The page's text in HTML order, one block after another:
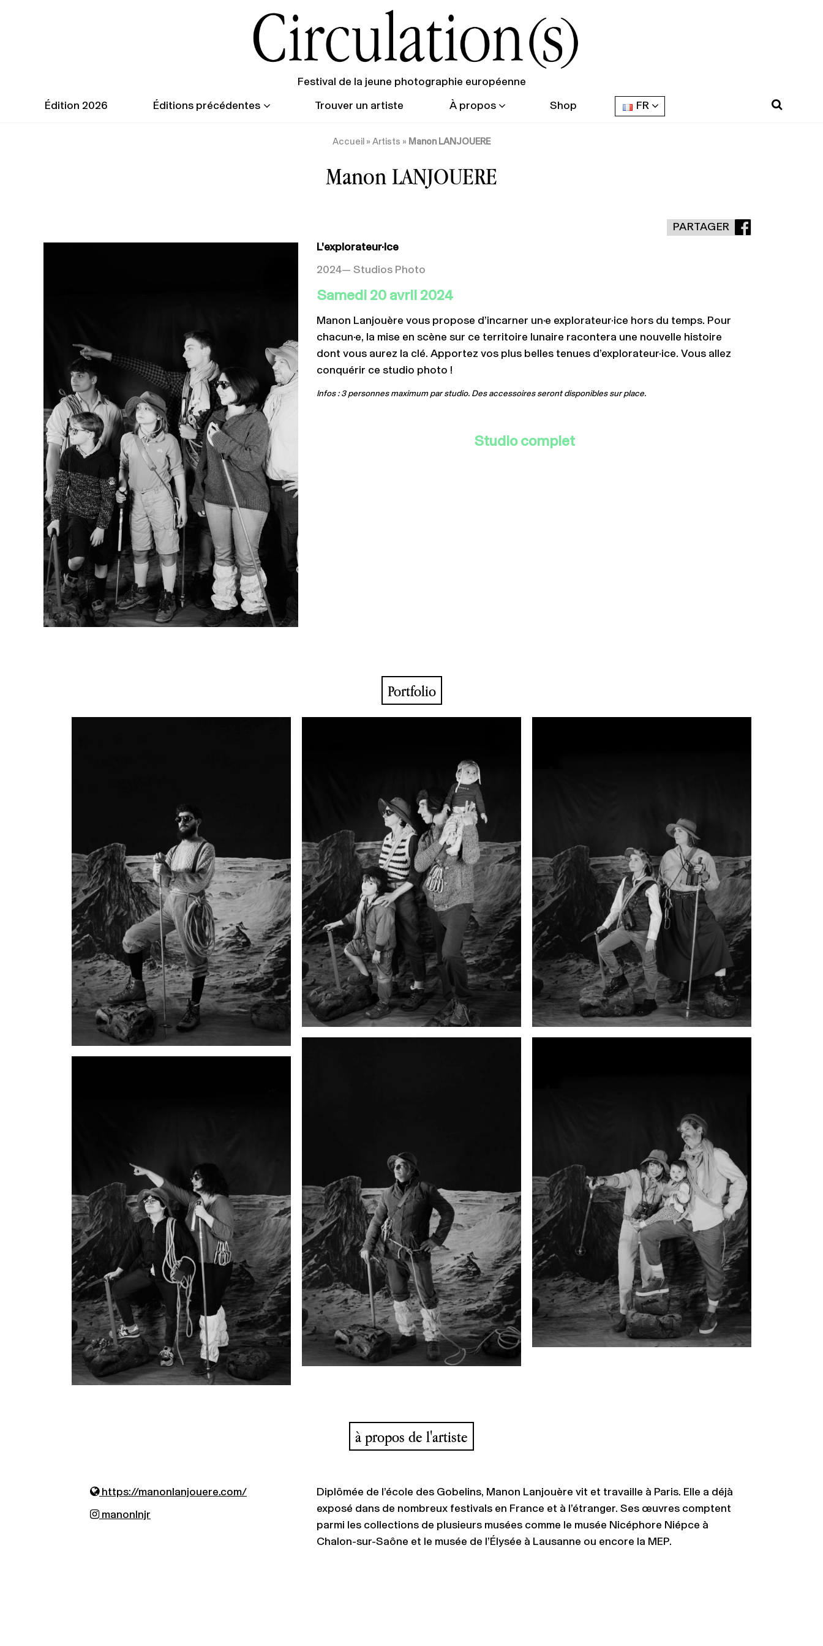
Festival de la jeune photographie européenne
Édition 2026 Éditions précédentes Trouver un artiste À propos Shop FR
Accueil » Artists » Manon LANJOUERE
Manon LANJOUERE
PARTAGER
L'explorateur·ice
2024— Studios Photo
Samedi 20 avril 2024
Manon Lanjouère vous propose d’incarner un·e explorateur·ice hors du temps. Pour
chacun·e, la mise en scène sur ce territoire lunaire racontera une nouvelle histoire
dont vous aurez la clé. Apportez vos plus belles tenues d’explorateur·ice. Vous allez
conquérir ce studio photo !
Infos : 3 personnes maximum par studio. Des accessoires seront disponibles sur place.
Studio complet
Portfolio
à propos de l'artiste
https://manonlanjouere.com/
manonlnjr
Diplômée de l’école des Gobelins, Manon Lanjouère vit et travaille à Paris. Elle a déjà
exposé dans de nombreux festivals en France et à l’étranger. Ses œuvres comptent
parmi les collections de plusieurs musées comme le musée Nicéphore Niépce à
Chalon-sur-Saône et le musée de l’Élysée à Lausanne ou encore la MEP.